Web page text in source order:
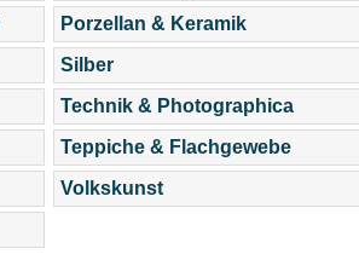
Porzellan & Keramik
Silber
Technik & Photographica
Teppiche & Flachgewebe
Volkskunst